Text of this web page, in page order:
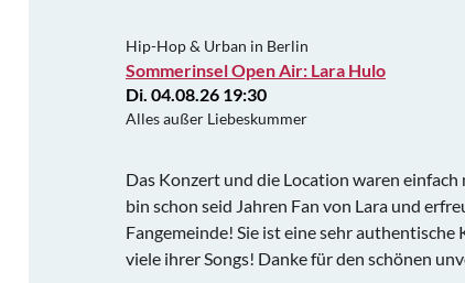
Hip-Hop & Urban in Berlin
Sommerinsel Open Air: Lara Hulo
Di. 04.08.26 19:30
Alles außer Liebeskummer
Das Konzert und die Location waren
bin schon seid Jahren Fan von Lara und
Fangemeinde! Sie ist eine sehr
viele ihrer Songs! Danke für den schönen